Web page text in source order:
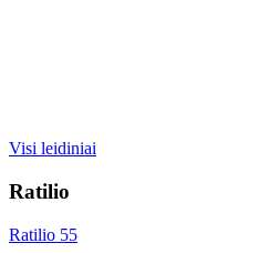
Visi leidiniai
Ratilio
Ratilio 55